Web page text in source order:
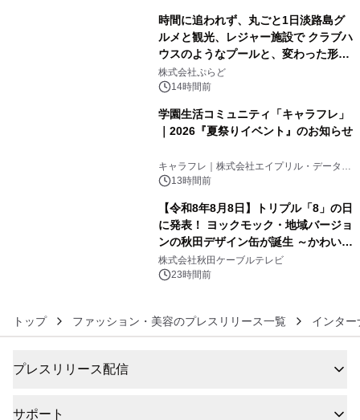
時間に追われず、丸ごと1日淡路島グ
ルメと観光、レジャー施設で クラブハ
ウスのようなプールと、変わった形の
サウナも 「THE BOXY AWAJI」のお
得な素泊まり連泊プランで
株式会社ぷらど
14時間前
学園生活コミュニティ「キャラフレ」
｜2026『夏祭りイベント』のお知らせ
キャラフレ｜株式会社エイプリル・データ・
デザインズ
13時間前
【令和8年8月8日】トリプル「8」の日
に発表！ ヨックモック・地域バージョ
ンの秋田デザイン缶が誕生 ～かわいい
秋田犬の子犬と秋田の四季と名所を巡
るパッケージ～ 9月1日(火)秋田県内で
株式会社秋田ケーブルテレビ
23時間前
トップ ファッション・美容のプレスリリース一覧 インタ
プレスリリース配信
サポート